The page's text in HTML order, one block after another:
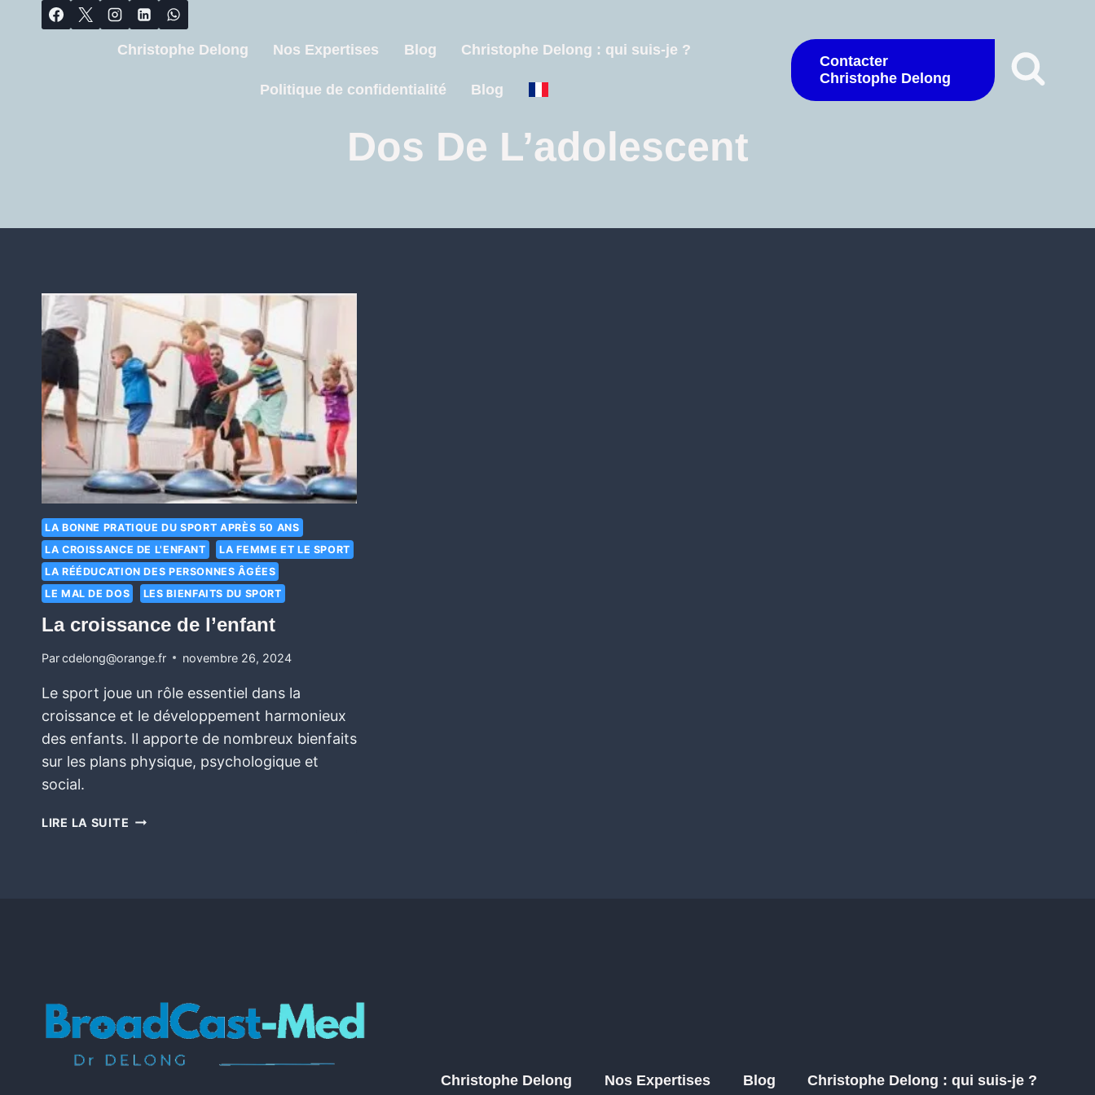
Christophe Delong Nos Expertises Blog Christophe Delong : qui suis-je ?
Politique de confidentialité Blog
Contacter
Christophe Delong
Dos De L’adolescent
LA BONNE PRATIQUE DU SPORT APRÈS 50 ANS
LA CROISSANCE DE L'ENFANT
LA FEMME ET LE SPORT
LA RÉÉDUCATION DES PERSONNES ÂGÉES
LE MAL DE DOS
LES BIENFAITS DU SPORT
La croissance de l’enfant
Parcdelong@orange.fr novembre 26, 2024
Le sport joue un rôle essentiel dans la
croissance et le développement harmonieux
des enfants. Il apporte de nombreux bienfaits
sur les plans physique, psychologique et
social.
LIRE LA SUITE
Christophe Delong Nos Expertises Blog Christophe Delong : qui suis-je ?